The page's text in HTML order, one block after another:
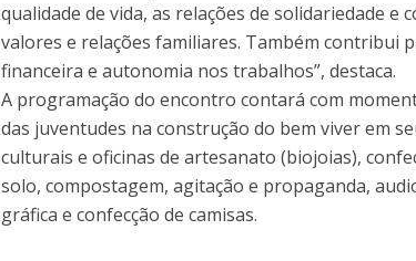
qualidade de vida, as relações de solidariedade e
valores e relações familiares. Também contribui
financeira e autonomia nos trabalhos”, destaca.
A programação do encontro contará com
das juventudes na construção do bem viver em
culturais e oficinas de artesanato (biojoias),
solo, compostagem, agitação e propaganda,
gráfica e confecção de camisas.